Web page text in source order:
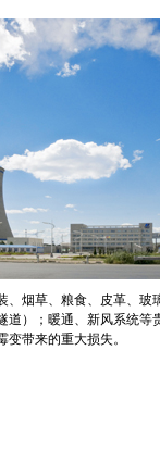
、烟草、粮食、皮革、
）；暖通、新风系统
带来的重大损失。